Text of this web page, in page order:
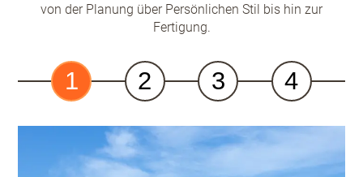
von der Planung über Persönlichen Stil bis hin zur
Fertigung.
1 2 3 4